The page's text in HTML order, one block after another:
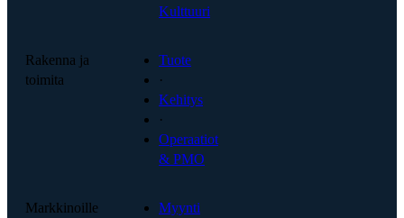
Kulttuuri
Rakenna ja
toimita
Tuote
·
Kehitys
·
Operaatiot
& PMO
Markkinoille
Myynti